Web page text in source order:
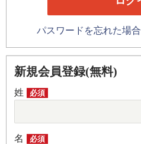
パスワードを忘れた場合
新規会員登録(無料)
姓 必須
名 必須